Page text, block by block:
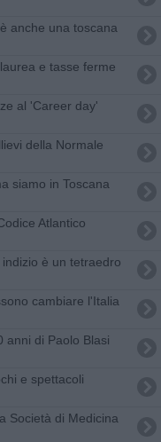
anche una toscana
e tasse ferme
al 'Career day'
della Normale
siamo in Toscana
Atlantico
è un tetraedro
cambiare l'Italia
anni di Paolo Blasi
e spettacoli
Società di Medicina